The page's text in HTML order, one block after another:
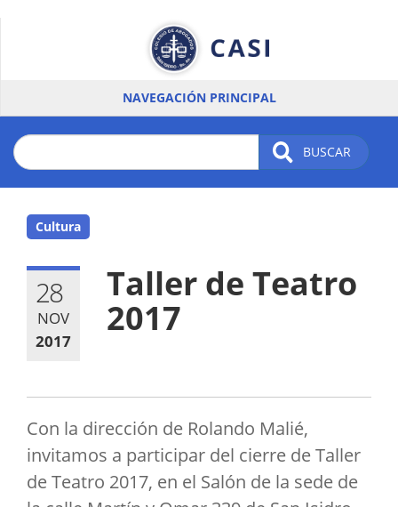
NAVEGACIÓN PRINCIPAL
BUSCAR
Cultura
28
NOV
2017
Taller de Teatro
2017
Con la dirección de Rolando Malié,
invitamos a participar del cierre de Taller
de Teatro 2017, en el Salón de la sede de